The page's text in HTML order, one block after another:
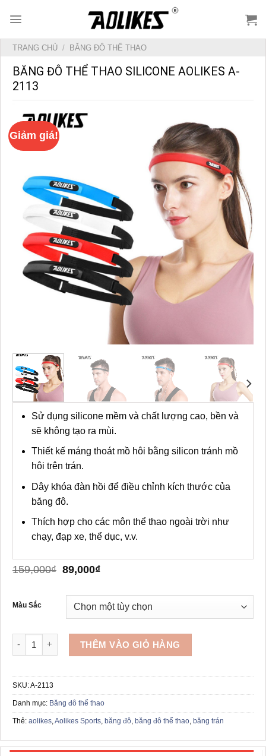
TRANG CHỦ / BĂNG ĐÔ THỂ THAO
BĂNG ĐÔ THỂ THAO SILICONE AOLIKES A-
2113
Giảm giá!
Sử dụng silicone mềm và chất lượng cao, bền và
sẽ không tạo ra mùi.
Thiết kế máng thoát mồ hôi bằng silicon tránh mồ
hôi trên trán.
Dây khóa đàn hồi để điều chỉnh kích thước của
băng đô.
Thích hợp cho các môn thể thao ngoài trời như
chạy, đạp xe, thể dục, v.v.
159,000₫ Giá
159,000₫.
89,000₫Giá
là:
89,000₫.
Màu Sắc
Băng đô thể thao silicone AOLIKES A-2113 số lượng
THÊM VÀO GIỎ HÀNG
SKU:A-2113
Danh mục: Băng đô thể thao
Thẻ: aolikes,Aolikes Sports, băng đô, băng đô thể thao, băng trán